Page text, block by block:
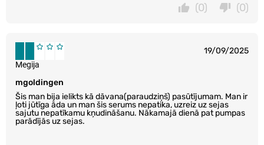
(0)
(0)
19/09/2025
mgoldingen
Šis man bija ielikts kā dāvana(paraudziņš) pasūtījumam. Man ir
ļoti jūtīga āda un man šis serums nepatika, uzreiz uz sejas
sajutu nepatīkamu kņudināšanu. Nākamajā dienā pat pumpas
parādījās uz sejas.
Megija